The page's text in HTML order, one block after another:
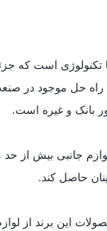
حل موجود در
بانک و غیره است.
لوازم جانبی
حاصل کند.
برند از لوازم